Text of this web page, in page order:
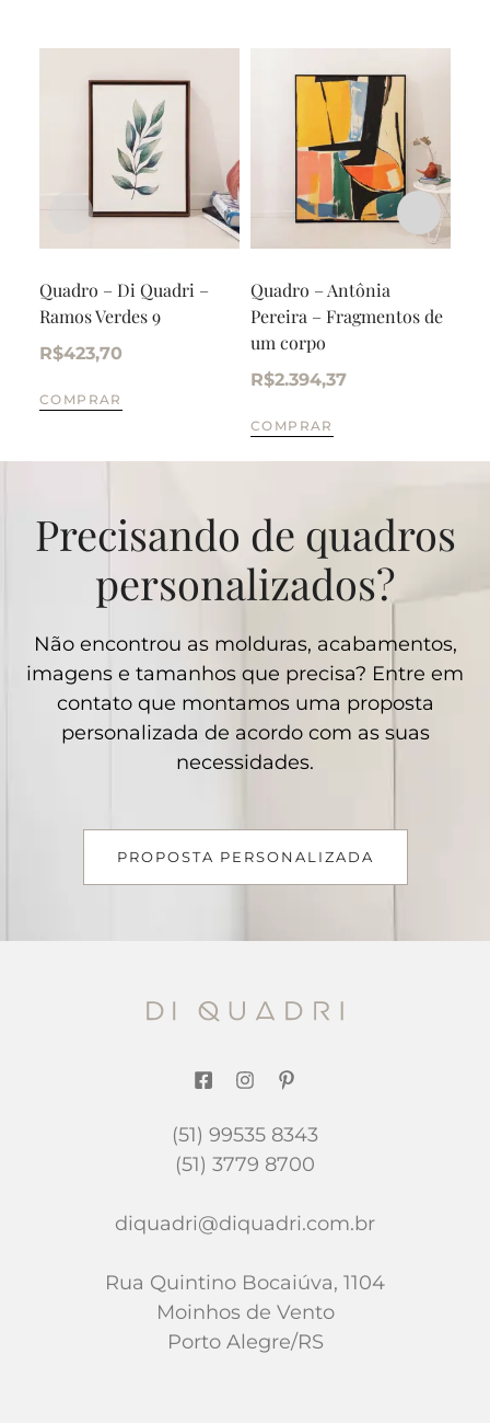
Quadro – Di Quadri –
Ramos Verdes 9
R$423,70
COMPRAR
Quadro – Antônia
Pereira – Fragmentos de
um corpo
R$2.394,37
COMPRAR
Precisando de quadros
personalizados?
Não encontrou as molduras, acabamentos,
imagens e tamanhos que precisa? Entre em
contato que montamos uma proposta
personalizada de acordo com as suas
necessidades.
PROPOSTA PERSONALIZADA
(51) 99535 8343
(51) 3779 8700
diquadri@diquadri.com.br
Rua Quintino Bocaiúva, 1104
Moinhos de Vento
Porto Alegre/RS